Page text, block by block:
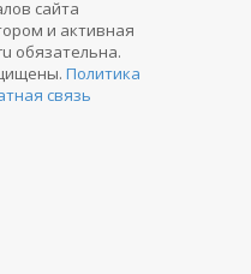
сайта
и активная
обязательна.
Политика
связь